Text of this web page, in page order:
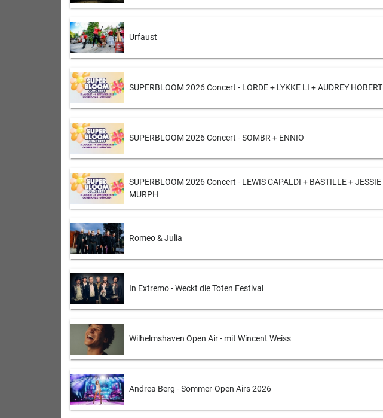
Urfaust
SUPERBLOOM 2026 Concert - LORDE + LYKKE LI + AUDREY HOBERT
SUPERBLOOM 2026 Concert - SOMBR + ENNIO
SUPERBLOOM 2026 Concert - LEWIS CAPALDI + BASTILLE + JESSIE
MURPH
Romeo & Julia
In Extremo - Weckt die Toten Festival
Wilhelmshaven Open Air - mit Wincent Weiss
Andrea Berg - Sommer-Open Airs 2026